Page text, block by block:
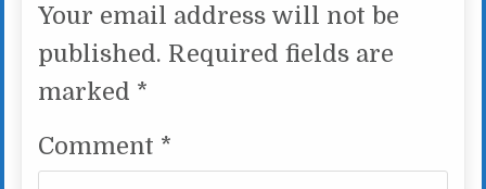
Your email address will not be
published. Required fields are
marked *
Comment *